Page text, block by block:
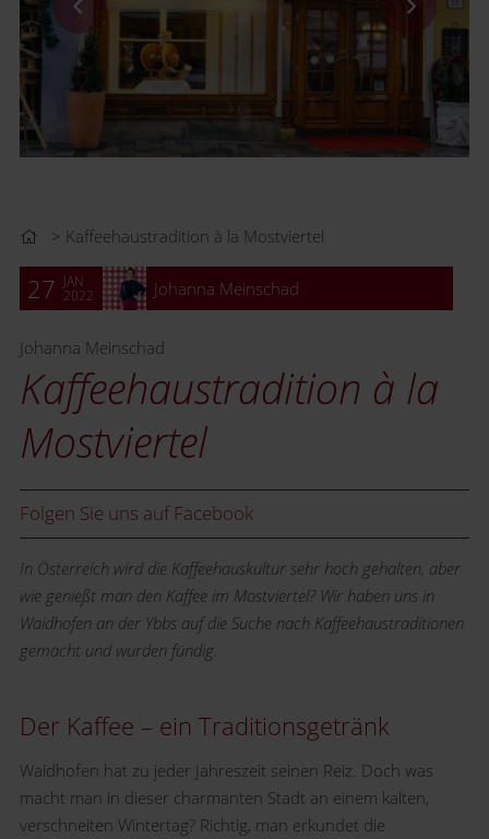
Kaffeehaustradition à la Mostviertel
27
JAN
2022
Johanna Meinschad
Johanna Meinschad
Kaffeehaustradition à la
Mostviertel
Folgen Sie uns auf Facebook
In Österreich wird die Kaffeehauskultur sehr hoch gehalten, aber
wie genießt man den Kaffee im Mostviertel? Wir haben uns in
Waidhofen an der Ybbs auf die Suche nach Kaffeehaustraditionen
gemacht und wurden fündig.
Der Kaffee – ein Traditionsgetränk
Waidhofen hat zu jeder Jahreszeit seinen Reiz. Doch was
macht man in dieser charmanten Stadt an einem kalten,
verschneiten Wintertag? Richtig, man erkundet die